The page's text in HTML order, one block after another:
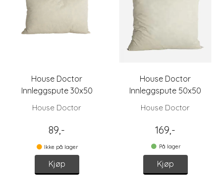
House Doctor
Innleggspute 30x50
House Doctor
89,-
Ikke på lager
Kjøp
House Doctor
Innleggspute 50x50
House Doctor
169,-
På lager
Kjøp